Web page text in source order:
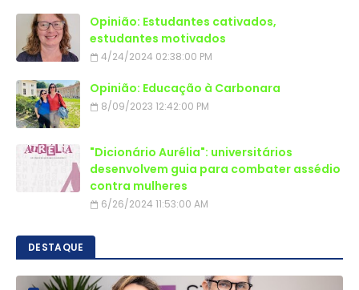
Opinião: Estudantes cativados,
estudantes motivados
4/24/2024 02:38:00 PM
Opinião: Educação à Carbonara
8/09/2023 12:42:00 PM
"Dicionário Aurélia": universitários
desenvolvem guia para combater assédio
contra mulheres
6/26/2024 11:53:00 AM
DESTAQUE